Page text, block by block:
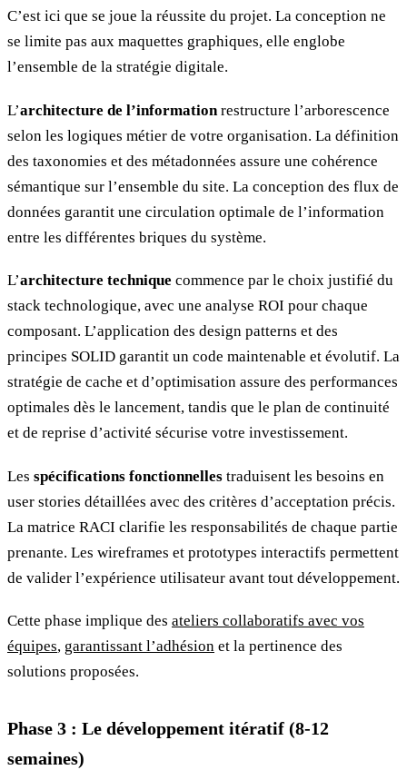
C’est ici que se joue la réussite du projet. La conception ne
se limite pas aux maquettes graphiques, elle englobe
l’ensemble de la stratégie digitale.
L’architecture de l’information restructure l’arborescence
selon les logiques métier de votre organisation. La définition
des taxonomies et des métadonnées assure une cohérence
sémantique sur l’ensemble du site. La conception des flux de
données garantit une circulation optimale de l’information
entre les différentes briques du système.
L’architecture technique commence par le choix justifié du
stack technologique, avec une analyse ROI pour chaque
composant. L’application des design patterns et des
principes SOLID garantit un code maintenable et évolutif. La
stratégie de cache et d’optimisation assure des performances
optimales dès le lancement, tandis que le plan de continuité
et de reprise d’activité sécurise votre investissement.
Les spécifications fonctionnelles traduisent les besoins en
user stories détaillées avec des critères d’acceptation précis.
La matrice RACI clarifie les responsabilités de chaque partie
prenante. Les wireframes et prototypes interactifs permettent
de valider l’expérience utilisateur avant tout développement.
Cette phase implique des ateliers collaboratifs avec vos
équipes, garantissant l’adhésion et la pertinence des
solutions proposées.
Phase 3 : Le développement itératif (8-12
semaines)